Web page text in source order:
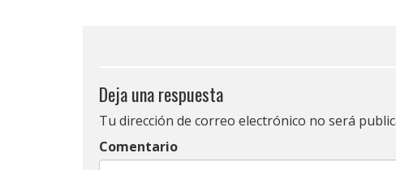
Deja una respuesta
Tu dirección de correo electrónico no será
Comentario